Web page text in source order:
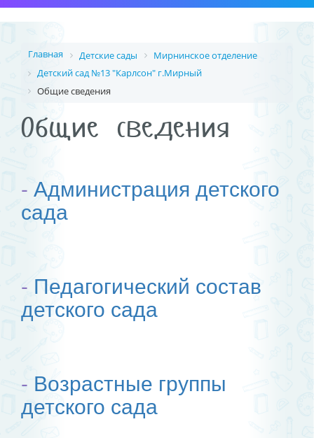
Главная Детские сады
Мирнинское отделение
Детский сад №13 "Карлсон" г.Мирный
Общие сведения
Общие сведения
- Администрация детского
сада
- Педагогический состав
детского сада
- Возрастные группы
детского сада